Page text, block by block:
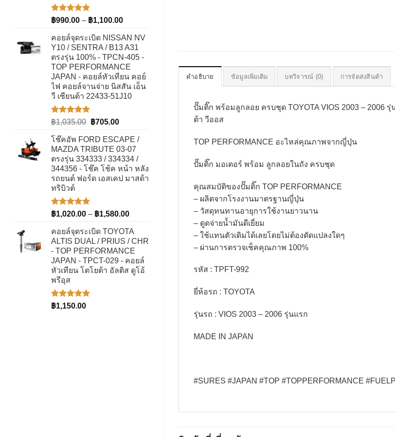
ให้คะแนน
1-5
คะแนน
฿990.00 – ฿1,100.00Price
฿990.00
through
฿1,100.00
คอยล์จุดระเบิด NISSAN NV
Y10 / SENTRA / B13 A31
ตรงรุ่น 100% - TPCN-405 -
TOP PERFORMANCE
JAPAN - คอยล์หัวเทียน คอย์
ไฟ คอยล์จานจ่าย นิสสัน เอ็น
วี เซียนต้า 22433-51J10
ให้คะแนน
1-5
คะแนน
฿1,035.00 Original
was:
฿1,035.00.
฿705.00Current
is:
฿705.00.
โช๊คอัพ FORD ESCAPE /
MAZDA TRIBUTE 03-07
ตรงรุ่น 334333 / 334334 /
344356 - โช๊ค โช้ค หน้า หลัง
รถยนต์ ฟอร์ด เอสเคป มาสด้า
ทริบิวต์
ให้คะแนน
1-5
คะแนน
฿1,020.00 – ฿1,580.00Price
฿1,020.00
through
฿1,580.00
คอยล์จุดระเบิด TOYOTA
ALTIS DUAL / PRIUS / CHR
- TOP PERFORMANCE
JAPAN - TPCT-029 - คอยล์
หัวเทียน โตโยต้า อัลติส ดูโอ้
พรีอุส
ให้คะแนน
฿1,150.00
คำอธิบาย ข้อมูลเพิ่มเติม บทวิจารณ์ (0) การจัดส่งสินค้า
ปั๊มติ๊ก พร้อมลูกลอย ครบชุด TOYOTA VIOS 2003 – 2006 รุ่
ต้า วีออส
TOP PERFORMANCE อะไหล่คุณภาพจากญี่ปุ่น
ปั๊มติ๊ก มอเตอร์ พร้อม ลูกลอยในถัง ครบชุด
คุณสมบัติของปั๊มติ๊ก TOP PERFORMANCE
– ผลิตจากโรงงานมาตรฐานญี่ปุ่น
– วัสดุทนทานอายุการใช้งานยาวนาน
– ดูดจ่ายน้ำมันดีเยี่ยม
– ใช้แทนตัวเดิมได้เลยโดยไม่ต้องดัดแปลงใดๆ
– ผ่านการตรวจเช็คคุณภาพ 100%
รหัส : TPFT-992
ยี่ห้อรถ : TOYOTA
รุ่นรถ : VIOS 2003 – 2006 รุ่นแรก
MADE IN JAPAN
#SURES #JAPAN #TOP #TOPPERFORMANCE